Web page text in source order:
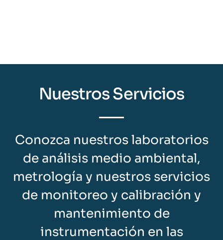
Nuestros Servicios
Conozca nuestros laboratorios
de análisis medio ambiental,
metrología y nuestros servicios
de monitoreo y calibración y
mantenimiento de
instrumentación en las